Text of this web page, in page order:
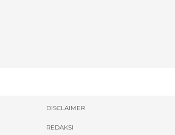
DISCLAIMER
REDAKSI